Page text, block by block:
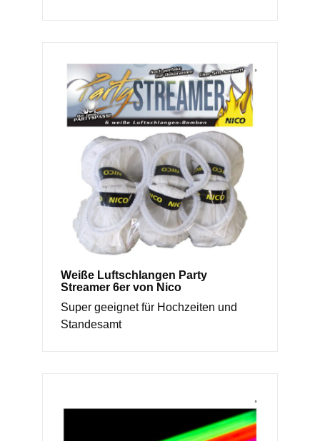
Weiße Luftschlangen Party
Streamer 6er von Nico
Super geeignet für Hochzeiten und
Standesamt